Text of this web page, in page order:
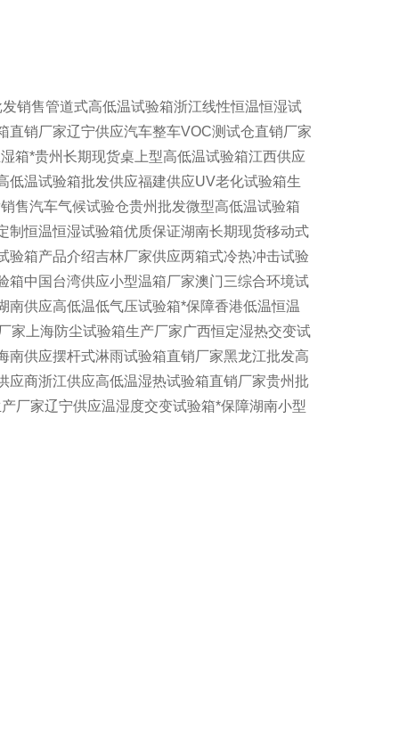
销售管道式高低温试验箱浙江线性恒温恒湿试
销厂家辽宁供应汽车整车VOC测试仓直销厂家
箱*贵州长期现货桌上型高低温试验箱江西供应
低温试验箱批发供应福建供应UV老化试验箱生
售汽车气候试验仓贵州批发微型高低温试验箱
制恒温恒湿试验箱优质保证湖南长期现货移动式
箱产品介绍吉林厂家供应两箱式冷热冲击试验
箱中国台湾供应小型温箱厂家澳门三综合环境试
供应高低温低气压试验箱*保障香港低温恒温
家上海防尘试验箱生产厂家广西恒定湿热交变试
供应摆杆式淋雨试验箱直销厂家黑龙江批发高
应商浙江供应高低温湿热试验箱直销厂家贵州批
厂家辽宁供应温湿度交变试验箱*保障湖南小型